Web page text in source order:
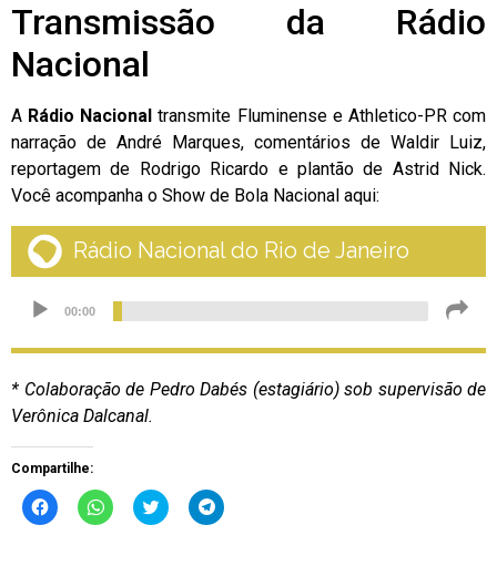
Transmissão da Rádio
Nacional
A Rádio Nacional transmite Fluminense e Athletico-PR com
narração de André Marques, comentários de Waldir Luiz,
reportagem de Rodrigo Ricardo e plantão de Astrid Nick.
Você acompanha o Show de Bola Nacional aqui:
* Colaboração de Pedro Dabés (estagiário) sob supervisão de
Verônica Dalcanal.
Compartilhe:
Clique
para
Clique
para
Clique
para
Clique
para